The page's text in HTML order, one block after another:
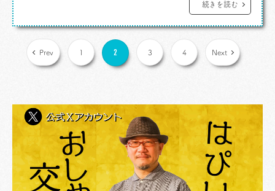
興味深い展示のある良い場所だったんですよ。
6/25からはじまった「マレーシアの食文化「ご
はん紀行展」」という展示とトークショーを目当
てに出かけて行きました。 「板橋区立熱帯環境
続きを読む
Prev 1 2 3 4 Next